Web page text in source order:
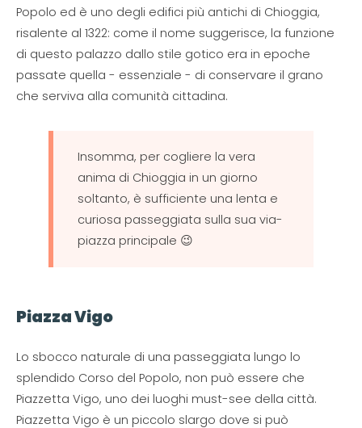
Popolo ed è uno degli edifici più antichi di Chioggia,
risalente al 1322: come il nome suggerisce, la funzione
di questo palazzo dallo stile gotico era in epoche
passate quella - essenziale - di conservare il grano
che serviva alla comunità cittadina.
Insomma, per cogliere la vera
anima di Chioggia in un giorno
soltanto, è sufficiente una lenta e
curiosa passeggiata sulla sua via-
piazza principale 😉
Piazza Vigo
Lo sbocco naturale di una passeggiata lungo lo
splendido Corso del Popolo, non può essere che
Piazzetta Vigo, uno dei luoghi must-see della città.
Piazzetta Vigo è un piccolo slargo dove si può